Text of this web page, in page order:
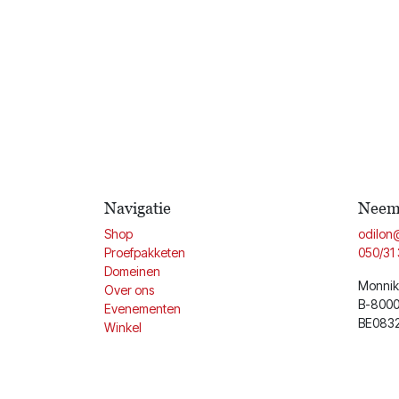
Navigatie
Shop
Proefpakketen
Domeinen
Over ons
Evenementen
Winkel
050/31
B-